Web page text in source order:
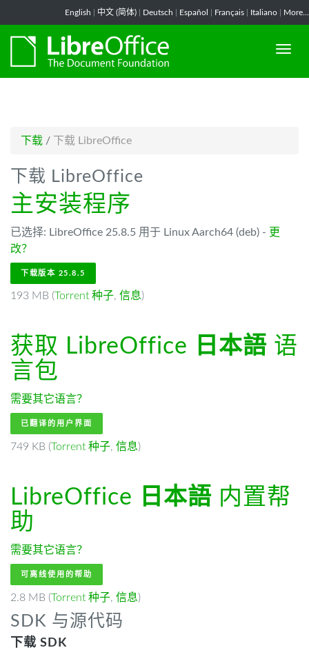
English 中文 (简体) Deutsch Español Français Italiano More...
下载 / 下载 LibreOffice
下载 LibreOffice
主安装程序
已选择: LibreOffice 25.8.5 用于 Linux Aarch64 (deb) - 更
改？
下载版本 25.8.5
193 MB (Torrent 种子, 信息)
获取 LibreOffice 日本語 语
言包
需要其它语言？
已翻译的用户界面
749 KB (Torrent 种子, 信息)
LibreOffice 日本語 内置帮
助
需要其它语言？
可离线使用的帮助
2.8 MB (Torrent 种子, 信息)
SDK 与源代码
下载 SDK